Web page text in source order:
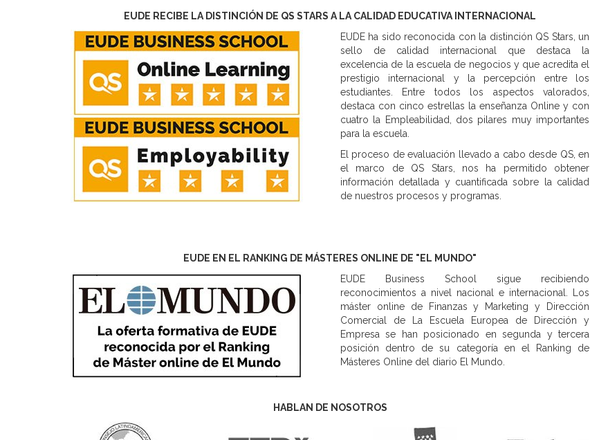
EUDE RECIBE LA DISTINCIÓN DE QS STARS A LA CALIDAD EDUCATIVA INTERNACIONAL
EUDE ha sido reconocida con la distinción QS Stars, un
sello de calidad internacional que destaca la
excelencia de la escuela de negocios y que acredita el
prestigio internacional y la percepción entre los
estudiantes. Entre todos los aspectos valorados,
destaca con cinco estrellas la enseñanza Online y con
cuatro la Empleabilidad, dos pilares muy importantes
para la escuela.
El proceso de evaluación llevado a cabo desde QS, en
el marco de QS Stars, nos ha permitido obtener
información detallada y cuantificada sobre la calidad
de nuestros procesos y programas.
EUDE EN EL RANKING DE MÁSTERES ONLINE DE "EL MUNDO"
EUDE Business School sigue recibiendo
reconocimientos a nivel nacional e internacional. Los
máster online de Finanzas y Marketing y Dirección
Comercial de La Escuela Europea de Dirección y
Empresa se han posicionado en segunda y tercera
posición dentro de su categoría en el Ranking de
Másteres Online del diario El Mundo.
HABLAN DE NOSOTROS